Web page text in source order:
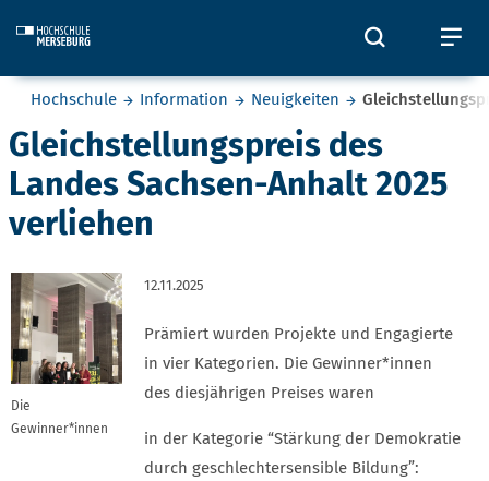
Öffnet
Sie befinden sich hier:
Hochschule Information Neuigkeiten
Gleichstellungspreis des
Landes Sachsen-Anhalt 2025
verliehen
Die
Gewinner*innen
12.11.2025
Prämiert wurden Projekte und Engagierte
in vier Kategorien. Die Gewinner*innen
des diesjährigen Preises waren
in der Kategorie “Stärkung der Demokratie
durch geschlechtersensible Bildung”: